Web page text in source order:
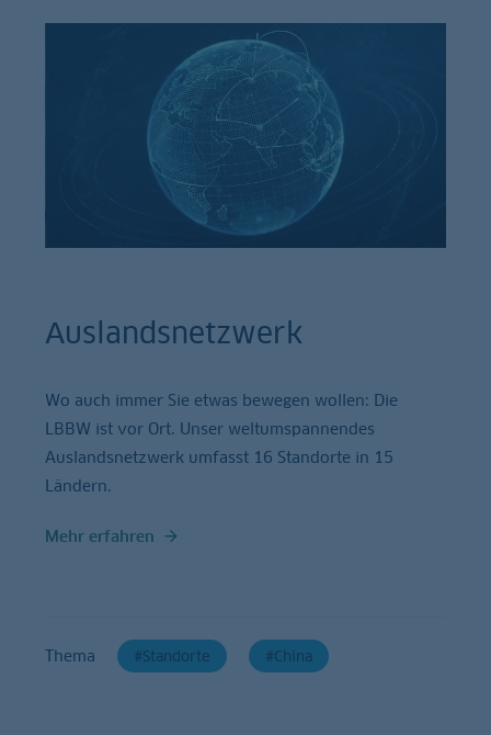
Auslandsnetzwerk
Wo auch immer Sie etwas bewegen wollen: Die
LBBW ist vor Ort. Unser weltumspannendes
Auslandsnetzwerk umfasst 16 Standorte in 15
Ländern.
Mehr erfahren
Thema Standorte China